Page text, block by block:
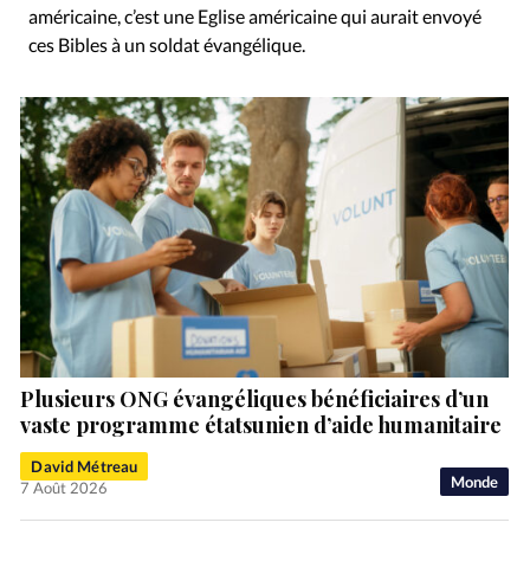
américaine, c’est une Eglise américaine qui aurait envoyé
ces Bibles à un soldat évangélique.
Monde
Plusieurs ONG évangéliques bénéficiaires d’un
vaste programme étatsunien d’aide humanitaire
David Métreau
7 Août 2026